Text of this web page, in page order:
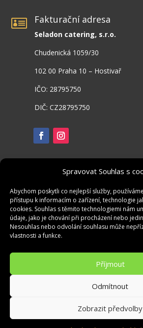
Spravovat Souhlas s
Abychom poskytli co nejlepší služby,
přístupu k informacím o zařízení, technologie
cookies. Souhlas s těmito technologiemi nám
údaje, jako je chování při procházení nebo
Nesouhlas nebo odvolání souhlasu může
vlastnosti a funkce.
Příjmout
Odmítnout
Zobrazit předvolby
 Fakturační adresa
Seladon catering, s.r.o.
Chudenická 1059/30
102 00 Praha 10 – Hostivař
IČO: 28795750
DIČ: CZ28795750
© Zadní vrátka 2026